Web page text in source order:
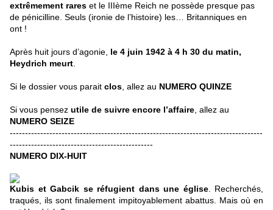
extrêmement rares et le IIIème Reich ne possède presque pas
de pénicilline. Seuls (ironie de l’histoire) les… Britanniques en
ont !
Après huit jours d’agonie, le 4 juin 1942 à 4 h 30 du matin,
Heydrich meurt
Si le dossier vous parait clos , allez au NUMERO QUINZE
Si vous pensez utile de suivre encore l’affaire , allez au
NUMERO SEIZE
-----------------------------------------------------------------------------------
-----------------------------------------------
NUMERO DIX-HUIT
Kubis et Gabcik se réfugient dans une église. Recherchés,
traqués, ils sont finalement impitoyablement abattus. Mais où en